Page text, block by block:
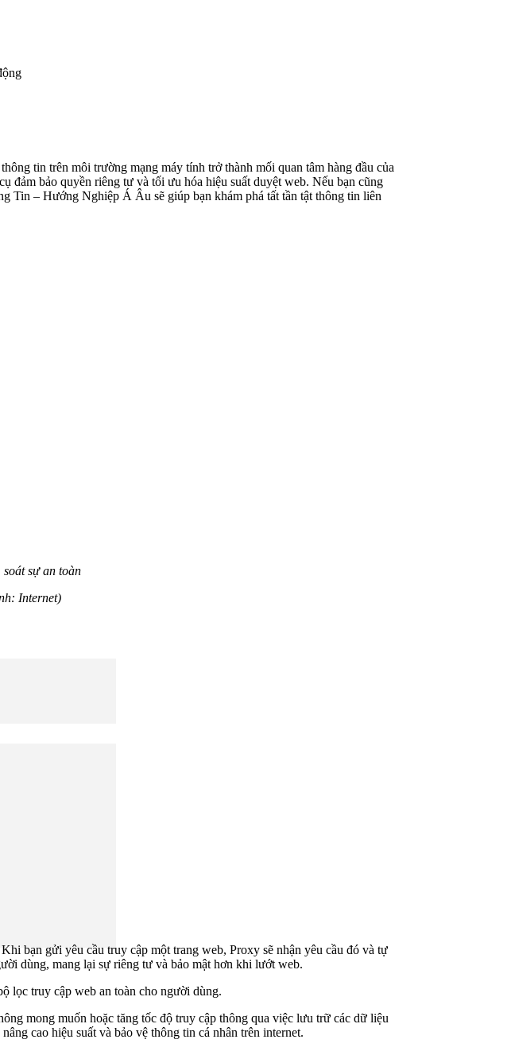
tin trên môi trường mạng máy tính trở thành mối quan tâm hàng đầu của
đảm bảo quyền riêng tư và tối ưu hóa hiệu suất duyệt web. Nếu bạn cũng
Tin – Hướng Nghiệp Á Âu sẽ giúp bạn khám phá tất tần tật thông tin liên
sự an toàn
Internet)
bạn gửi yêu cầu truy cập một trang web, Proxy sẽ nhận yêu cầu đó và tự
dùng, mang lại sự riêng tư và bảo mật hơn khi lướt web.
lọc truy cập web an toàn cho người dùng.
mong muốn hoặc tăng tốc độ truy cập thông qua việc lưu trữ các dữ liệu
cao hiệu suất và bảo vệ thông tin cá nhân trên internet.